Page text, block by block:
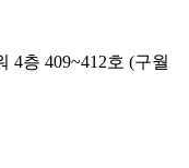
4층 409~412호 (구월